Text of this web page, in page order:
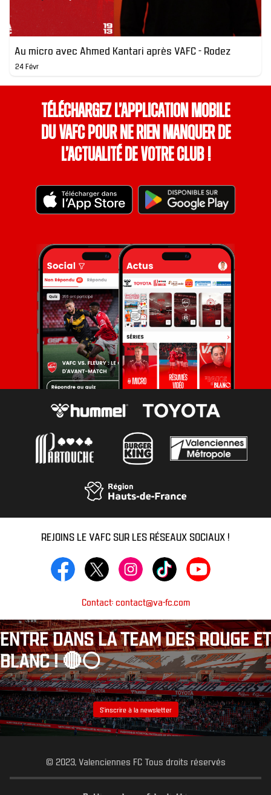
Au micro avec Ahmed Kantari après VAFC - Rodez
24 Févr
Téléchargez l’application mobile
du VAFC pour ne rien manquer de
l’actualité de votre club !
REJOINS LE VAFC SUR LES RÉSEAUX SOCIAUX !
Contact: contact@va-fc.com
ENTRE DANS LA TEAM DES ROUGE ET
BLANC ! 🔴⚪️
S’inscrire à la newsletter
© 2023, Valenciennes FC Tous droits réservés